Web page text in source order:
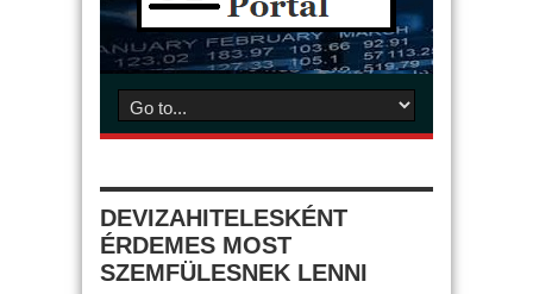
DEVIZAHITELESKÉNT
ÉRDEMES MOST
SZEMFÜLESNEK LENNI